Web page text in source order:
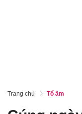
Trang chủ Tổ ấm